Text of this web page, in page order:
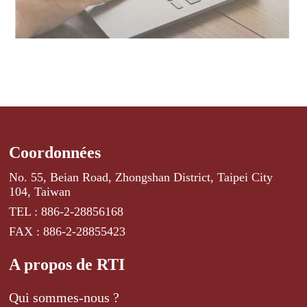
Coordonnées
No. 55, Beian Road, Zhongshan District, Taipei City
104, Taiwan
TEL : 886-2-28856168
FAX : 886-2-28855423
A propos de RTI
Qui sommes-nous ?